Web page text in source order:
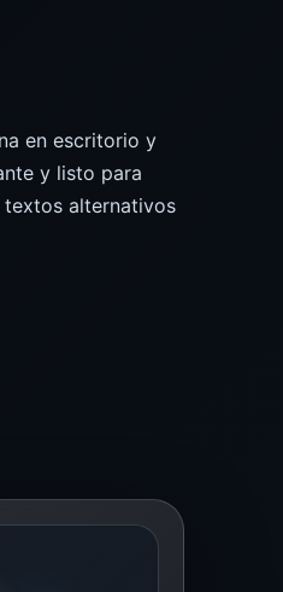
en escritorio y
y listo para
textos alternativos